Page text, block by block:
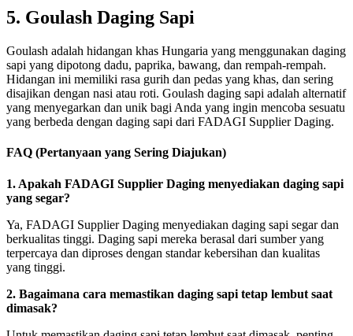
5. Goulash Daging Sapi
Goulash adalah hidangan khas Hungaria yang menggunakan daging
sapi yang dipotong dadu, paprika, bawang, dan rempah-rempah.
Hidangan ini memiliki rasa gurih dan pedas yang khas, dan sering
disajikan dengan nasi atau roti. Goulash daging sapi adalah alternatif
yang menyegarkan dan unik bagi Anda yang ingin mencoba sesuatu
yang berbeda dengan daging sapi dari FADAGI Supplier Daging.
FAQ (Pertanyaan yang Sering Diajukan)
1. Apakah FADAGI Supplier Daging menyediakan daging sapi
yang segar?
Ya, FADAGI Supplier Daging menyediakan daging sapi segar dan
berkualitas tinggi. Daging sapi mereka berasal dari sumber yang
terpercaya dan diproses dengan standar kebersihan dan kualitas
yang tinggi.
2. Bagaimana cara memastikan daging sapi tetap lembut saat
dimasak?